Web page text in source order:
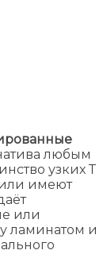
любым
узких Т
имеют
или
ламинатом и